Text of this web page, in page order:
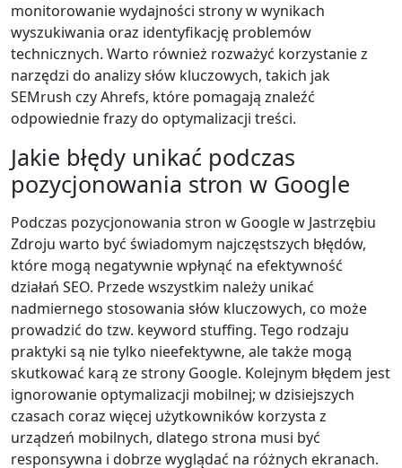
monitorowanie wydajności strony w wynikach
wyszukiwania oraz identyfikację problemów
technicznych. Warto również rozważyć korzystanie z
narzędzi do analizy słów kluczowych, takich jak
SEMrush czy Ahrefs, które pomagają znaleźć
odpowiednie frazy do optymalizacji treści.
Jakie błędy unikać podczas
pozycjonowania stron w Google
Podczas pozycjonowania stron w Google w Jastrzębiu
Zdroju warto być świadomym najczęstszych błędów,
które mogą negatywnie wpłynąć na efektywność
działań SEO. Przede wszystkim należy unikać
nadmiernego stosowania słów kluczowych, co może
prowadzić do tzw. keyword stuffing. Tego rodzaju
praktyki są nie tylko nieefektywne, ale także mogą
skutkować karą ze strony Google. Kolejnym błędem jest
ignorowanie optymalizacji mobilnej; w dzisiejszych
czasach coraz więcej użytkowników korzysta z
urządzeń mobilnych, dlatego strona musi być
responsywna i dobrze wyglądać na różnych ekranach.